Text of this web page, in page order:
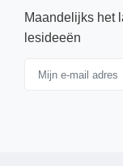
Maandelijks het
lesideeën